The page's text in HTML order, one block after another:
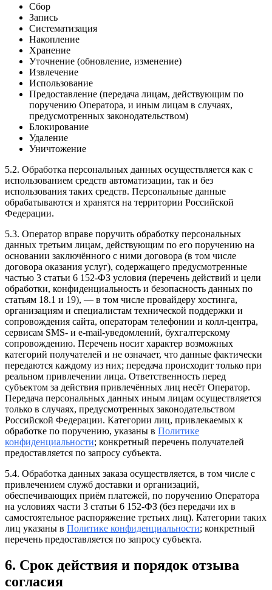
Сбор
Запись
Систематизация
Накопление
Хранение
Уточнение (обновление, изменение)
Извлечение
Использование
Предоставление (передача лицам, действующим по
поручению Оператора, и иным лицам в случаях,
предусмотренных законодательством)
Блокирование
Удаление
Уничтожение
5.2. Обработка персональных данных осуществляется как с
использованием средств автоматизации, так и без
использования таких средств. Персональные данные
обрабатываются и хранятся на территории Российской
Федерации.
5.3. Оператор вправе поручить обработку персональных
данных третьим лицам, действующим по его поручению на
основании заключённого с ними договора (в том числе
договора оказания услуг), содержащего предусмотренные
частью 3 статьи 6 152-ФЗ условия (перечень действий и цели
обработки, конфиденциальность и безопасность данных по
статьям 18.1 и 19), — в том числе провайдеру хостинга,
организациям и специалистам технической поддержки и
сопровождения сайта, операторам телефонии и колл-центра,
сервисам SMS- и e-mail-уведомлений, бухгалтерскому
сопровождению. Перечень носит характер возможных
категорий получателей и не означает, что данные фактически
передаются каждому из них; передача происходит только при
реальном привлечении лица. Ответственность перед
субъектом за действия привлечённых лиц несёт Оператор.
Передача персональных данных иным лицам осуществляется
только в случаях, предусмотренных законодательством
Российской Федерации. Категории лиц, привлекаемых к
обработке по поручению, указаны в Политике
конфиденциальности; конкретный перечень получателей
предоставляется по запросу субъекта.
5.4. Обработка данных заказа осуществляется, в том числе с
привлечением служб доставки и организаций,
обеспечивающих приём платежей, по поручению Оператора
на условиях части 3 статьи 6 152-ФЗ (без передачи их в
самостоятельное распоряжение третьих лиц). Категории таких
лиц указаны в Политике конфиденциальности; конкретный
перечень предоставляется по запросу субъекта.
6. Срок действия и порядок отзыва
согласия